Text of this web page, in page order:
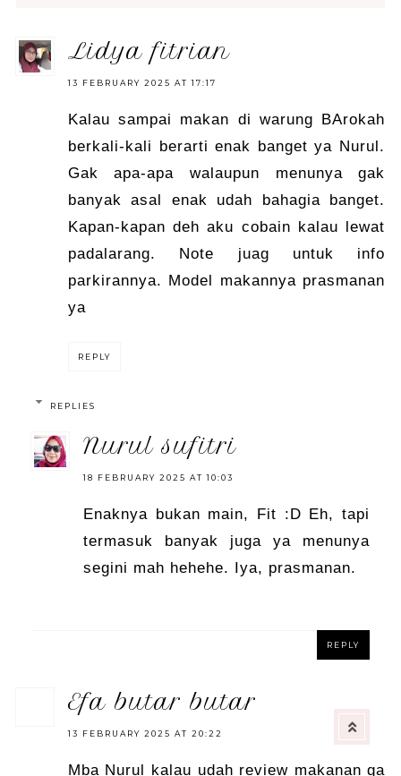
lidya fitrian
13 FEBRUARY 2025 AT 17:17
Kalau sampai makan di warung BArokah
berkali-kali berarti enak banget ya Nurul.
Gak apa-apa walaupun menunya gak
banyak asal enak udah bahagia banget.
Kapan-kapan deh aku cobain kalau lewat
padalarang. Note juag untuk info
parkirannya. Model makannya prasmanan
ya
REPLY
REPLIES
nurul sufitri
18 FEBRUARY 2025 AT 10:03
Enaknya bukan main, Fit :D Eh, tapi
termasuk banyak juga ya menunya
segini mah hehehe. Iya, prasmanan.
REPLY
efa butar butar
13 FEBRUARY 2025 AT 20:22
Mba Nurul kalau udah review makanan ga